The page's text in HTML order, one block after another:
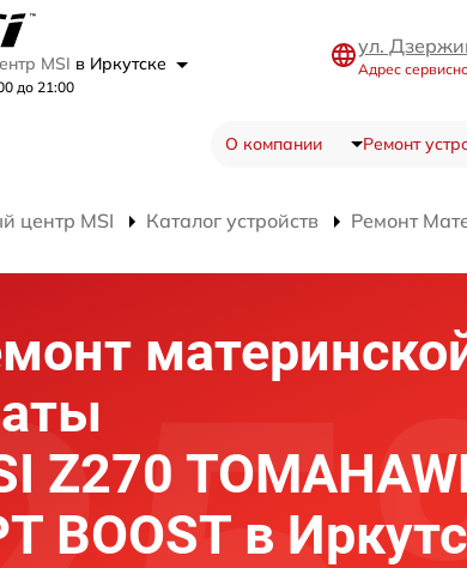
MSI в Иркутске
до 21:00
ул.
Адрес
О компании Ремонт
центр MSI Каталог устройств Ремонт
Z270
BOOST в